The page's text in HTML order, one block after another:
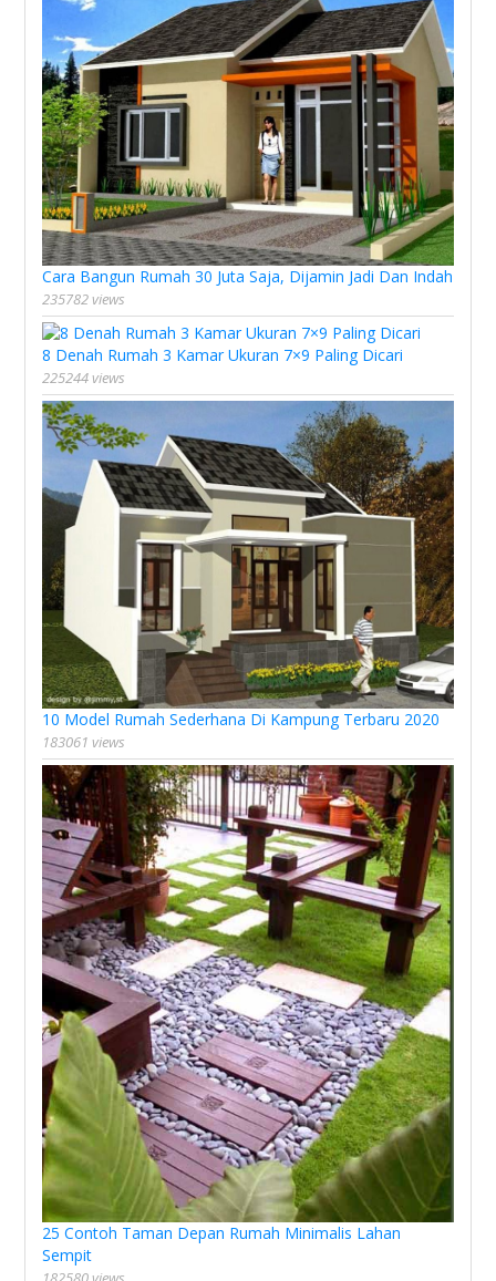
Cara Bangun Rumah 30 Juta Saja, Dijamin Jadi Dan Indah
235782 views
8 Denah Rumah 3 Kamar Ukuran 7×9 Paling Dicari
225244 views
10 Model Rumah Sederhana Di Kampung Terbaru 2020
183061 views
25 Contoh Taman Depan Rumah Minimalis Lahan
Sempit